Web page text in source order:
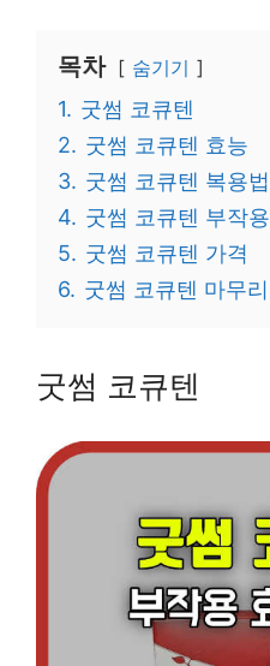
목차 숨기기
1. 굿썸 코큐텐
2. 굿썸 코큐텐 효능
3. 굿썸 코큐텐 복용법
4. 굿썸 코큐텐 부작용
5. 굿썸 코큐텐 가격
6. 굿썸 코큐텐 마무리
굿썸 코큐텐